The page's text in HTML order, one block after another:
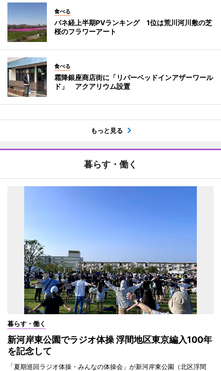
食べる
バネ経上半期PVランキング 1位は荒川河川敷の芝
桜のフラワーアート
食べる
霜降銀座商店街に「リバーベッドインアザーワール
ド」 アクアリウム設置
もっと見る
暮らす・働く
暮らす・働く
新河岸東公園でラジオ体操 浮間地区東京編入100年
を記念して
「夏期巡回ラジオ体操・みんなの体操会」が新河岸東公園（北区浮間